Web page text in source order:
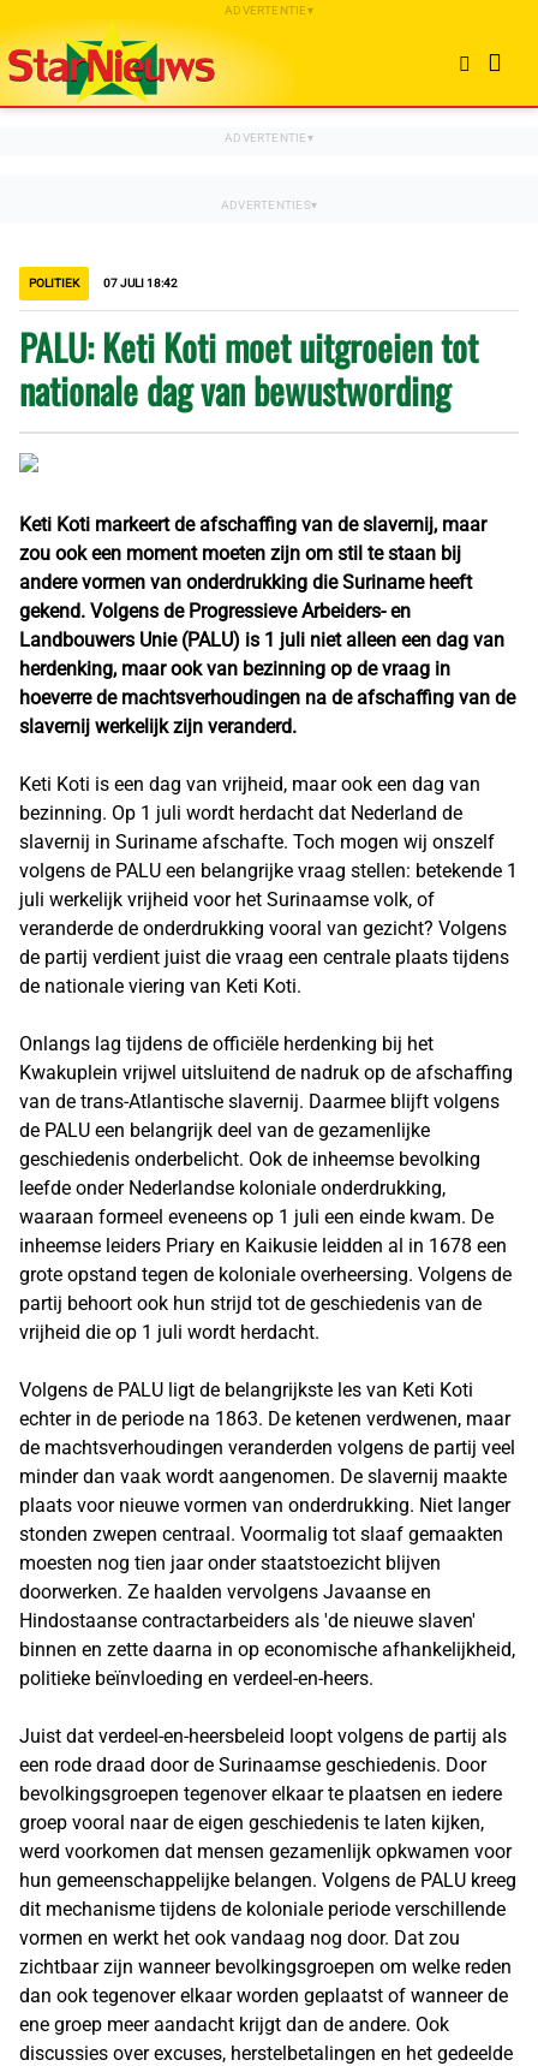
POLITIEK 07 JULI 18:42
PALU: Keti Koti moet uitgroeien tot
nationale dag van bewustwording
Keti Koti markeert de afschaffing van de slavernij, maar
zou ook een moment moeten zijn om stil te staan bij
andere vormen van onderdrukking die Suriname heeft
gekend. Volgens de Progressieve Arbeiders- en
Landbouwers Unie (PALU) is 1 juli niet alleen een dag van
herdenking, maar ook van bezinning op de vraag in
hoeverre de machtsverhoudingen na de afschaffing van de
slavernij werkelijk zijn veranderd.
Keti Koti is een dag van vrijheid, maar ook een dag van
bezinning. Op 1 juli wordt herdacht dat Nederland de
slavernij in Suriname afschafte. Toch mogen wij onszelf
volgens de PALU een belangrijke vraag stellen: betekende 1
juli werkelijk vrijheid voor het Surinaamse volk, of
veranderde de onderdrukking vooral van gezicht? Volgens
de partij verdient juist die vraag een centrale plaats tijdens
de nationale viering van Keti Koti.
Onlangs lag tijdens de officiële herdenking bij het
Kwakuplein vrijwel uitsluitend de nadruk op de afschaffing
van de trans-Atlantische slavernij. Daarmee blijft volgens
de PALU een belangrijk deel van de gezamenlijke
geschiedenis onderbelicht. Ook de inheemse bevolking
leefde onder Nederlandse koloniale onderdrukking,
waaraan formeel eveneens op 1 juli een einde kwam. De
inheemse leiders Priary en Kaikusie leidden al in 1678 een
grote opstand tegen de koloniale overheersing. Volgens de
partij behoort ook hun strijd tot de geschiedenis van de
vrijheid die op 1 juli wordt herdacht.
Volgens de PALU ligt de belangrijkste les van Keti Koti
echter in de periode na 1863. De ketenen verdwenen, maar
de machtsverhoudingen veranderden volgens de partij veel
minder dan vaak wordt aangenomen. De slavernij maakte
plaats voor nieuwe vormen van onderdrukking. Niet langer
stonden zwepen centraal. Voormalig tot slaaf gemaakten
moesten nog tien jaar onder staatstoezicht blijven
doorwerken. Ze haalden vervolgens Javaanse en
Hindostaanse contractarbeiders als 'de nieuwe slaven'
binnen en zette daarna in op economische afhankelijkheid,
politieke beïnvloeding en verdeel-en-heers.
Juist dat verdeel-en-heersbeleid loopt volgens de partij als
een rode draad door de Surinaamse geschiedenis. Door
bevolkingsgroepen tegenover elkaar te plaatsen en iedere
groep vooral naar de eigen geschiedenis te laten kijken,
werd voorkomen dat mensen gezamenlijk opkwamen voor
hun gemeenschappelijke belangen. Volgens de PALU kreeg
dit mechanisme tijdens de koloniale periode verschillende
vormen en werkt het ook vandaag nog door. Dat zou
zichtbaar zijn wanneer bevolkingsgroepen om welke reden
dan ook tegenover elkaar worden geplaatst of wanneer de
ene groep meer aandacht krijgt dan de andere. Ook
discussies over excuses, herstelbetalingen en het gedeelde